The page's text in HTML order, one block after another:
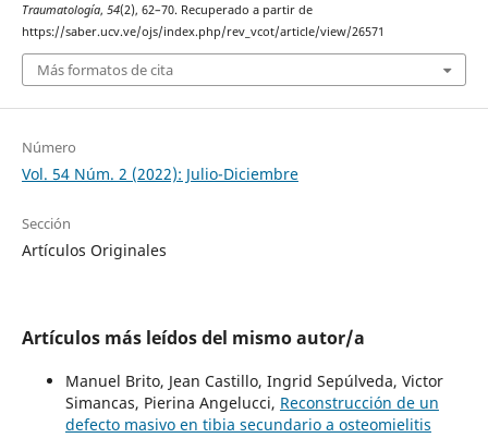
Traumatología, 54(2), 62–70. Recuperado a partir de
https://saber.ucv.ve/ojs/index.php/rev_vcot/article/view/26571
Más formatos de cita
Número
Vol. 54 Núm. 2 (2022): Julio-Diciembre
Sección
Artículos Originales
Artículos más leídos del mismo autor/a
Manuel Brito, Jean Castillo, Ingrid Sepúlveda, Victor
Simancas, Pierina Angelucci, Reconstrucción de un
defecto masivo en tibia secundario a osteomielitis